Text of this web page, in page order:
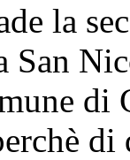
la
San
di